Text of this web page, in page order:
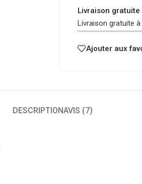
Livraison gratuite
Livraison gratuite
Ajouter aux
DESCRIPTIONAVIS (7)